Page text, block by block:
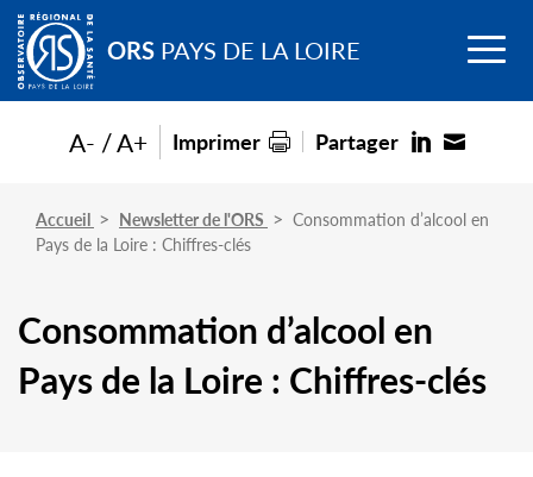
Go to
main
content ORS PAYS DE LA LOIRE Menu
Accueil Newsletter de l'ORS
Consommation d’alcool en
Pays de la Loire : Chiffres-clés
Consommation d’alcool en
Pays de la Loire : Chiffres-clés
A- A+ Imprimer Partager